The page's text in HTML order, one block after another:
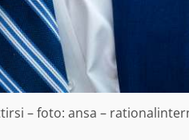
– foto: ansa –